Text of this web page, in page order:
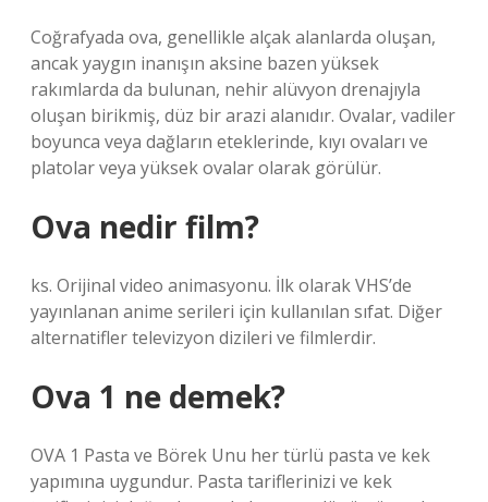
Coğrafyada ova, genellikle alçak alanlarda oluşan,
ancak yaygın inanışın aksine bazen yüksek
rakımlarda da bulunan, nehir alüvyon drenajıyla
oluşan birikmiş, düz bir arazi alanıdır. Ovalar, vadiler
boyunca veya dağların eteklerinde, kıyı ovaları ve
platolar veya yüksek ovalar olarak görülür.
Ova nedir film?
ks. Orijinal video animasyonu. İlk olarak VHS’de
yayınlanan anime serileri için kullanılan sıfat. Diğer
alternatifler televizyon dizileri ve filmlerdir.
Ova 1 ne demek?
OVA 1 Pasta ve Börek Unu her türlü pasta ve kek
yapımına uygundur. Pasta tariflerinizi ve kek